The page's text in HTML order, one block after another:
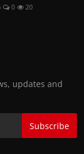
0 20
updates and
Subscribe